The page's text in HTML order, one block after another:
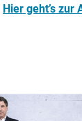
Hier geht’s zur